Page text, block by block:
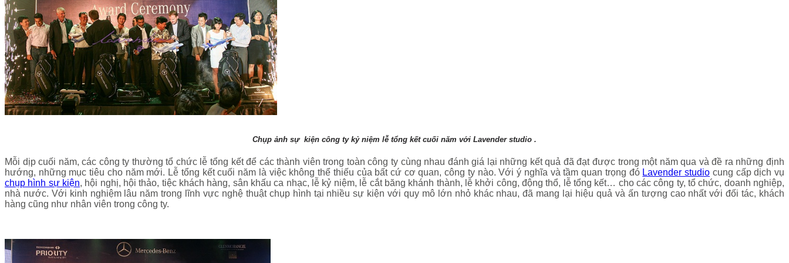
Chụp ảnh sự kiện công ty kỷ niệm lễ tổng kết cuối năm với Lavender studio .
Mỗi dịp cuối năm, các công ty thường tổ chức lễ tổng kết để các thành viên trong toàn công ty cùng nhau đánh giá lại những kết quả đã đạt được trong một năm qua và đề ra những định
hướng, những mục tiêu cho năm mới. Lễ tổng kết cuối năm là việc không thể thiếu của bất cứ cơ quan, công ty nào. Với ý nghĩa và tầm quan trọng đó Lavender studio cung cấp dịch vụ
chụp hình sự kiện, hội nghị, hội thảo, tiệc khách hàng, sân khấu ca nhạc, lễ kỷ niệm, lễ cắt băng khánh thành, lễ khởi công, động thổ, lễ tổng kết… cho các công ty, tổ chức, doanh nghiệp,
nhà nước. Với kinh nghiệm lâu năm trong lĩnh vực nghệ thuật chụp hình tại nhiều sự kiện với quy mô lớn nhỏ khác nhau, đã mang lại hiệu quả và ấn tượng cao nhất với đối tác, khách
hàng cũng như nhân viên trong công ty.